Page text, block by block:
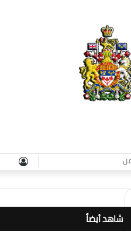
تسجيل
شاهد أيضاً